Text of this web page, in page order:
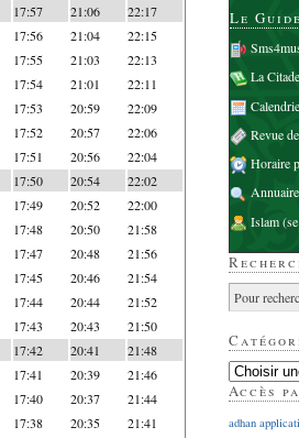
17:57 21:06 22:17
17:56 21:04 22:15
17:55 21:03 22:13
17:54 21:01 22:11
17:53 20:59 22:09
17:52 20:57 22:06
17:51 20:56 22:04
17:50 20:54 22:02
17:49 20:52 22:00
17:48 20:50 21:58
17:47 20:48 21:56
17:45 20:46 21:54
17:44 20:44 21:52
17:43 20:43 21:50
17:42 20:41 21:48
17:41 20:39 21:46
17:40 20:37 21:44
17:38 20:35 21:41
Le
La
Revue
Horaire
Islam
Accès
adhan